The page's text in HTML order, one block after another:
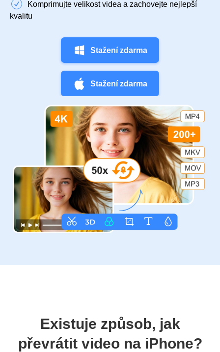
Komprimujte velikost videa a zachovejte nejlepší
kvalitu
Stažení zdarma
Stažení zdarma
Existuje způsob, jak
převrátit video na iPhone?